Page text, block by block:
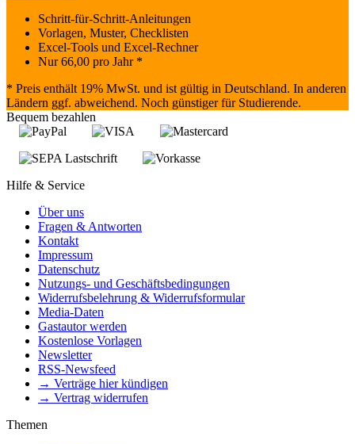
Schritt-für-Schritt-Anleitungen
Vorlagen, Muster, Checklisten
Excel-Tools und Excel-Rechner
Nur66,00 pro Jahr *
* Preis enthält 19% MwSt. und ist gültig in Deutschland. In anderen
Ländern ggf. abweichend. Noch günstiger für Studierende.
Bequem bezahlen
Hilfe & Service
Über uns
Fragen & Antworten
Kontakt
Impressum
Datenschutz
Nutzungs- und Geschäftsbedingungen
Widerrufsbelehrung & Widerrufsformular
Media-Daten
Gastautor werden
Kostenlose Vorlagen
Newsletter
RSS-Newsfeed
→ Verträge hier kündigen
→ Vertrag widerrufen
Themen